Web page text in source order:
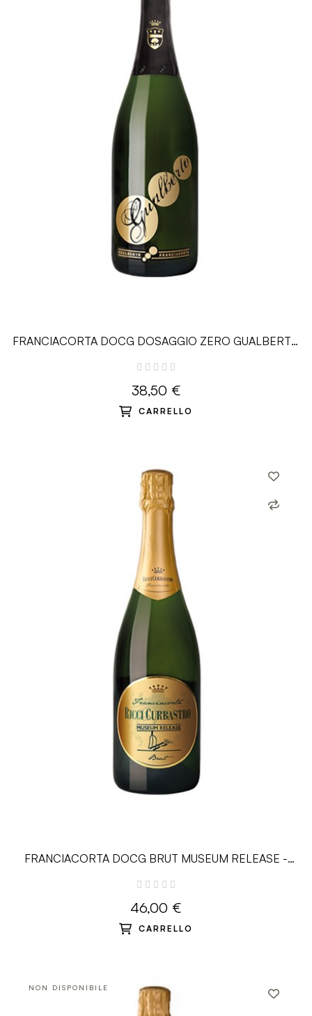
FRANCIACORTA DOCG DOSAGGIO ZERO GUALBERTO
38,50 €
CARRELLO
FRANCIACORTA DOCG BRUT MUSEUM RELEASE -
46,00 €
CARRELLO
NON DISPONIBILE